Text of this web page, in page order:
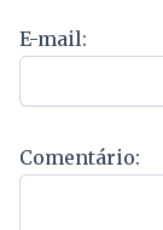
E-mail:
Comentário: